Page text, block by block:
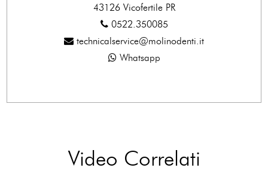
43126 Vicofertile PR
0522.350085
technicalservice@molinodenti.it
Whatsapp
Video Correlati